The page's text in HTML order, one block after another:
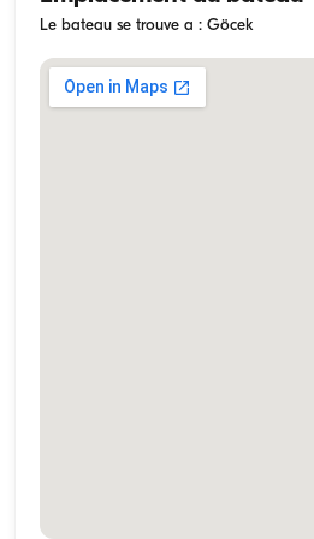
Le bateau se trouve a : Göcek